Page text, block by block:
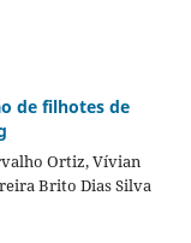
de filhotes de
Ortiz, Vívian
Brito Dias Silva